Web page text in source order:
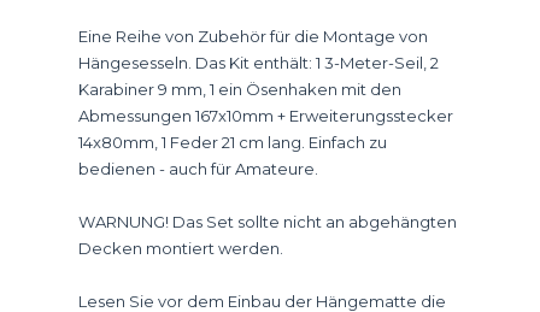
Eine Reihe von Zubehör für die Montage von
Hängesesseln. Das Kit enthält: 1 3-Meter-Seil, 2
Karabiner 9 mm, 1 ein Ösenhaken mit den
Abmessungen 167x10mm + Erweiterungsstecker
14x80mm, 1 Feder 21 cm lang. Einfach zu
bedienen - auch für Amateure.
WARNUNG! Das Set sollte nicht an abgehängten
Decken montiert werden.
Lesen Sie vor dem Einbau der Hängematte die